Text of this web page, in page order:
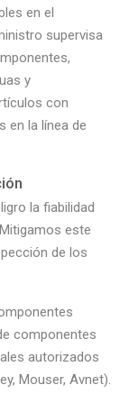
en el
supervisa
y
con
en la línea de
la fiabilidad
este
de los
componentes
autorizados
Mouser, Avnet).